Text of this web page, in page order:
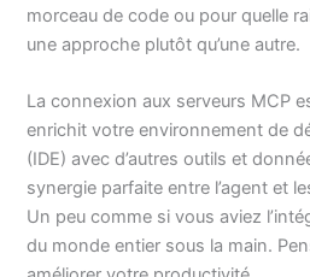
morceau de code ou pour quelle
une approche plutôt qu’une autre.
La connexion aux serveurs MCP
enrichit votre environnement de
(IDE) avec d’autres outils et
synergie parfaite entre l’agent et
Un peu comme si vous aviez
du monde entier sous la main.